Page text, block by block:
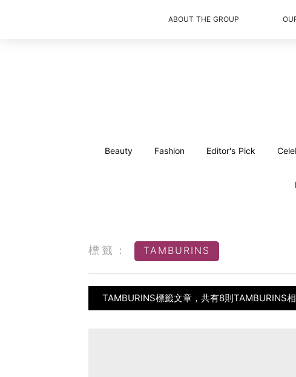
ABOUT THE GROUP
Beauty Fashion Editor's Pick
標籤： TAMBURINS
TAMBURINS標籤文章，共有8則TAMBURINS